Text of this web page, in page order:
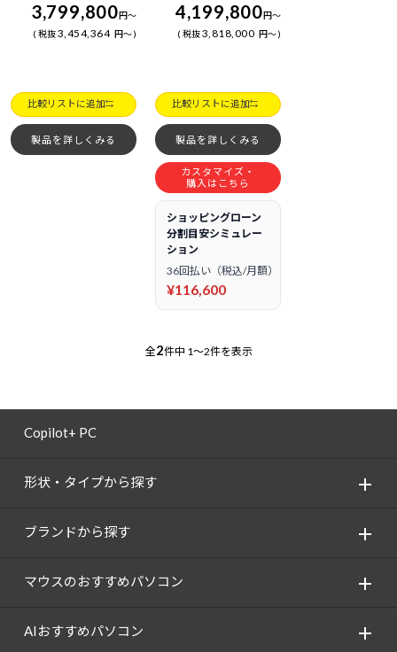
3,799,800円～
税抜3,454,364 円～
比較リストに追加
製品を詳しくみる
4,199,800円～
税抜3,818,000 円～
比較リストに追加
製品を詳しくみる
カスタマイズ・
購入はこちら
ショッピングローン
分割目安シミュレー
ション
36回払い（税込/月額）
¥116,600
全2件中 1～2件を表示
Copilot+ PC
形状・タイプから探す
ブランドから探す
マウスのおすすめパソコン
AIおすすめパソコン